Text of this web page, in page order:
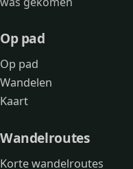
Op pad
Op pad
Wandelen
Kaart
Wandelroutes
Korte wandelroutes